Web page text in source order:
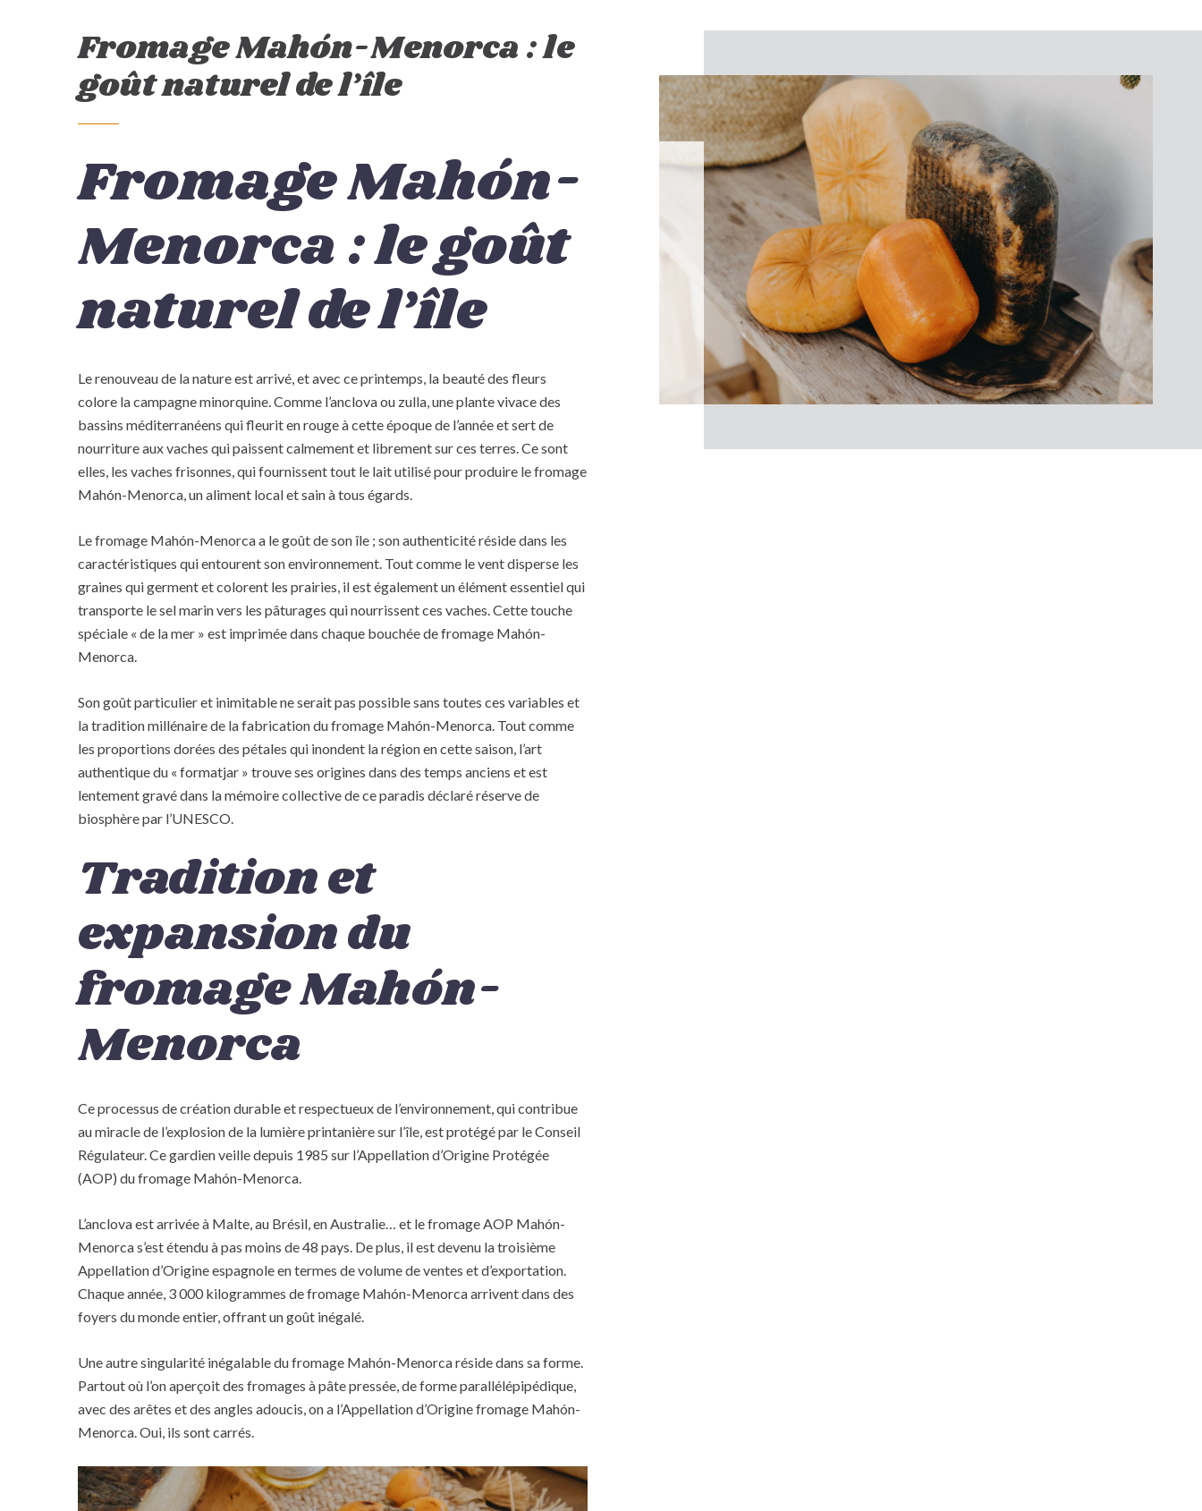
Fromage Mahón-Menorca : le
goût naturel de l’île
Fromage Mahón-
Menorca : le goût
naturel de l’île
Le renouveau de la nature est arrivé, et avec ce printemps, la beauté des fleurs
colore la campagne minorquine. Comme l’anclova ou zulla, une plante vivace des
bassins méditerranéens qui fleurit en rouge à cette époque de l’année et sert de
nourriture aux vaches qui paissent calmement et librement sur ces terres. Ce sont
elles, les vaches frisonnes, qui fournissent tout le lait utilisé pour produire le fromage
Mahón-Menorca, un aliment local et sain à tous égards.
Le fromage Mahón-Menorca a le goût de son île ; son authenticité réside dans les
caractéristiques qui entourent son environnement. Tout comme le vent disperse les
graines qui germent et colorent les prairies, il est également un élément essentiel qui
transporte le sel marin vers les pâturages qui nourrissent ces vaches. Cette touche
spéciale « de la mer » est imprimée dans chaque bouchée de fromage Mahón-
Menorca.
Son goût particulier et inimitable ne serait pas possible sans toutes ces variables et
la tradition millénaire de la fabrication du fromage Mahón-Menorca. Tout comme
les proportions dorées des pétales qui inondent la région en cette saison, l’art
authentique du « formatjar » trouve ses origines dans des temps anciens et est
lentement gravé dans la mémoire collective de ce paradis déclaré réserve de
biosphère par l’UNESCO.
Tradition et
expansion du
fromage Mahón-
Menorca
Ce processus de création durable et respectueux de l’environnement, qui contribue
au miracle de l’explosion de la lumière printanière sur l’île, est protégé par le Conseil
Régulateur. Ce gardien veille depuis 1985 sur l’Appellation d’Origine Protégée
(AOP) du fromage Mahón-Menorca.
L’anclova est arrivée à Malte, au Brésil, en Australie… et le fromage AOP Mahón-
Menorca s’est étendu à pas moins de 48 pays. De plus, il est devenu la troisième
Appellation d’Origine espagnole en termes de volume de ventes et d’exportation.
Chaque année, 3 000 kilogrammes de fromage Mahón-Menorca arrivent dans des
foyers du monde entier, offrant un goût inégalé.
Une autre singularité inégalable du fromage Mahón-Menorca réside dans sa forme.
Partout où l’on aperçoit des fromages à pâte pressée, de forme parallélépipédique,
avec des arêtes et des angles adoucis, on a l’Appellation d’Origine fromage Mahón-
Menorca. Oui, ils sont carrés.